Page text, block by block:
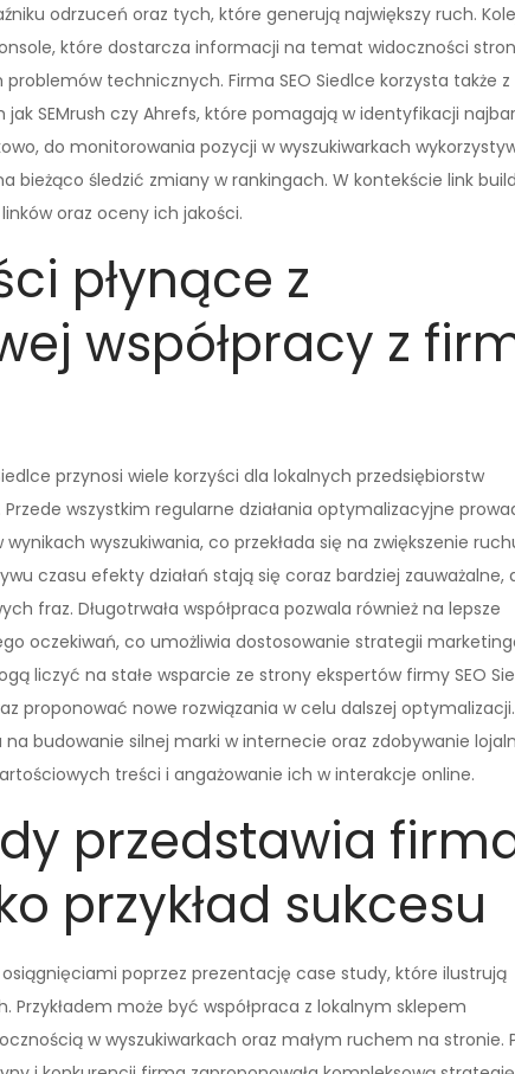
odrzuceń oraz tych, które generują największy ruch.
które dostarcza informacji na temat widoczności
technicznych. Firma SEO Siedlce korzysta także z
SEMrush czy Ahrefs, które pomagają w identyfikacji
do monitorowania pozycji w wyszukiwarkach
bieżąco śledzić zmiany w rankingach. W kontekście link
oraz oceny ich jakości.
płynące z
współpracy z
przynosi wiele korzyści dla lokalnych przedsiębiorstw
wszystkim regularne działania optymalizacyjne
wyszukiwania, co przekłada się na zwiększenie
czasu efekty działań stają się coraz bardziej zauważalne,
fraz. Długotrwała współpraca pozwala również na lepsze
oczekiwań, co umożliwia dostosowanie strategii
liczyć na stałe wsparcie ze strony ekspertów firmy SEO
proponować nowe rozwiązania w celu dalszej
budowanie silnej marki w internecie oraz zdobywanie
treści i angażowanie ich w interakcje online.
przedstawia
przykład sukcesu
poprzez prezentację case study, które ilustrują
może być współpraca z lokalnym sklepem
w wyszukiwarkach oraz małym ruchem na stronie.